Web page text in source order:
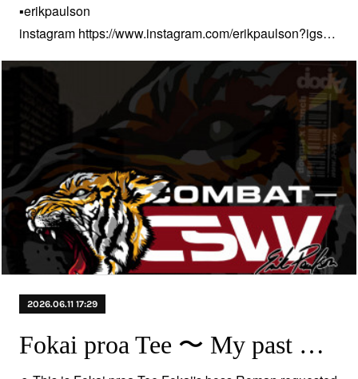
▪️erikpaulson
instagram https://www.instagram.com/erikpaulson?igs…
2026.06.11 17:29
Fokai proa Tee 〜 My past works